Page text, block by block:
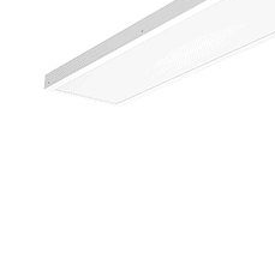
Контакты
Корзина